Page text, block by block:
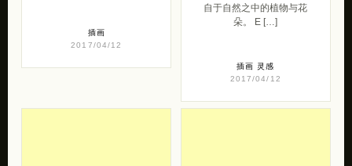
插画
2017/04/12
自于自然之中的植物与花
朵。 E […]
插画 灵感
2017/04/12